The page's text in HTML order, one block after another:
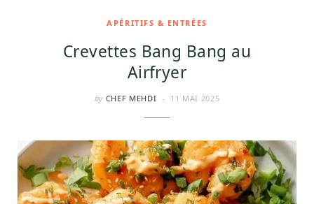
APÉRITIFS & ENTRÉES
Crevettes Bang Bang au
Airfryer
by CHEF MEHDI 11 MAI 2025